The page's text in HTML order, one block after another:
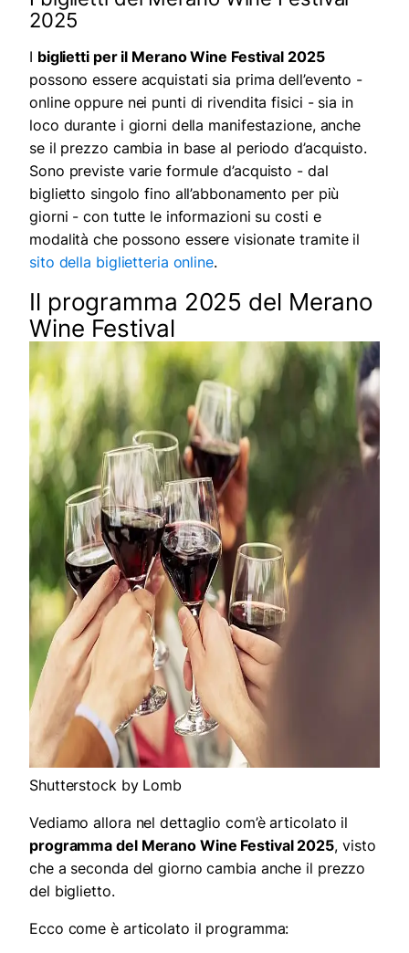
2025
I biglietti per il Merano Wine Festival 2025
possono essere acquistati sia prima dell’evento -
online oppure nei punti di rivendita fisici - sia in
loco durante i giorni della manifestazione, anche
se il prezzo cambia in base al periodo d’acquisto.
Sono previste varie formule d’acquisto - dal
biglietto singolo fino all’abbonamento per più
giorni - con tutte le informazioni su costi e
modalità che possono essere visionate tramite il
sito della biglietteria online.
Il programma 2025 del Merano
Wine Festival
Shutterstock by Lomb
Vediamo allora nel dettaglio com’è articolato il
programma del Merano Wine Festival 2025, visto
che a seconda del giorno cambia anche il prezzo
del biglietto.
Ecco come è articolato il programma: